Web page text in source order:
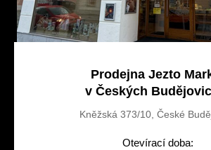
Prodejna Jezto
v Českých
Kněžská 373/10, České
Otevírací doba: